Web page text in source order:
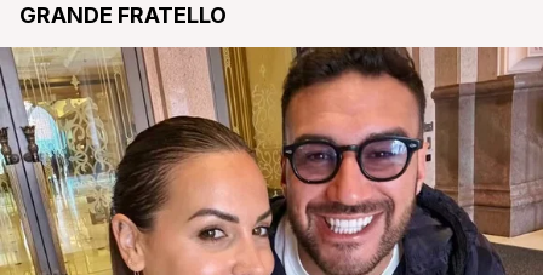
GRANDE FRATELLO